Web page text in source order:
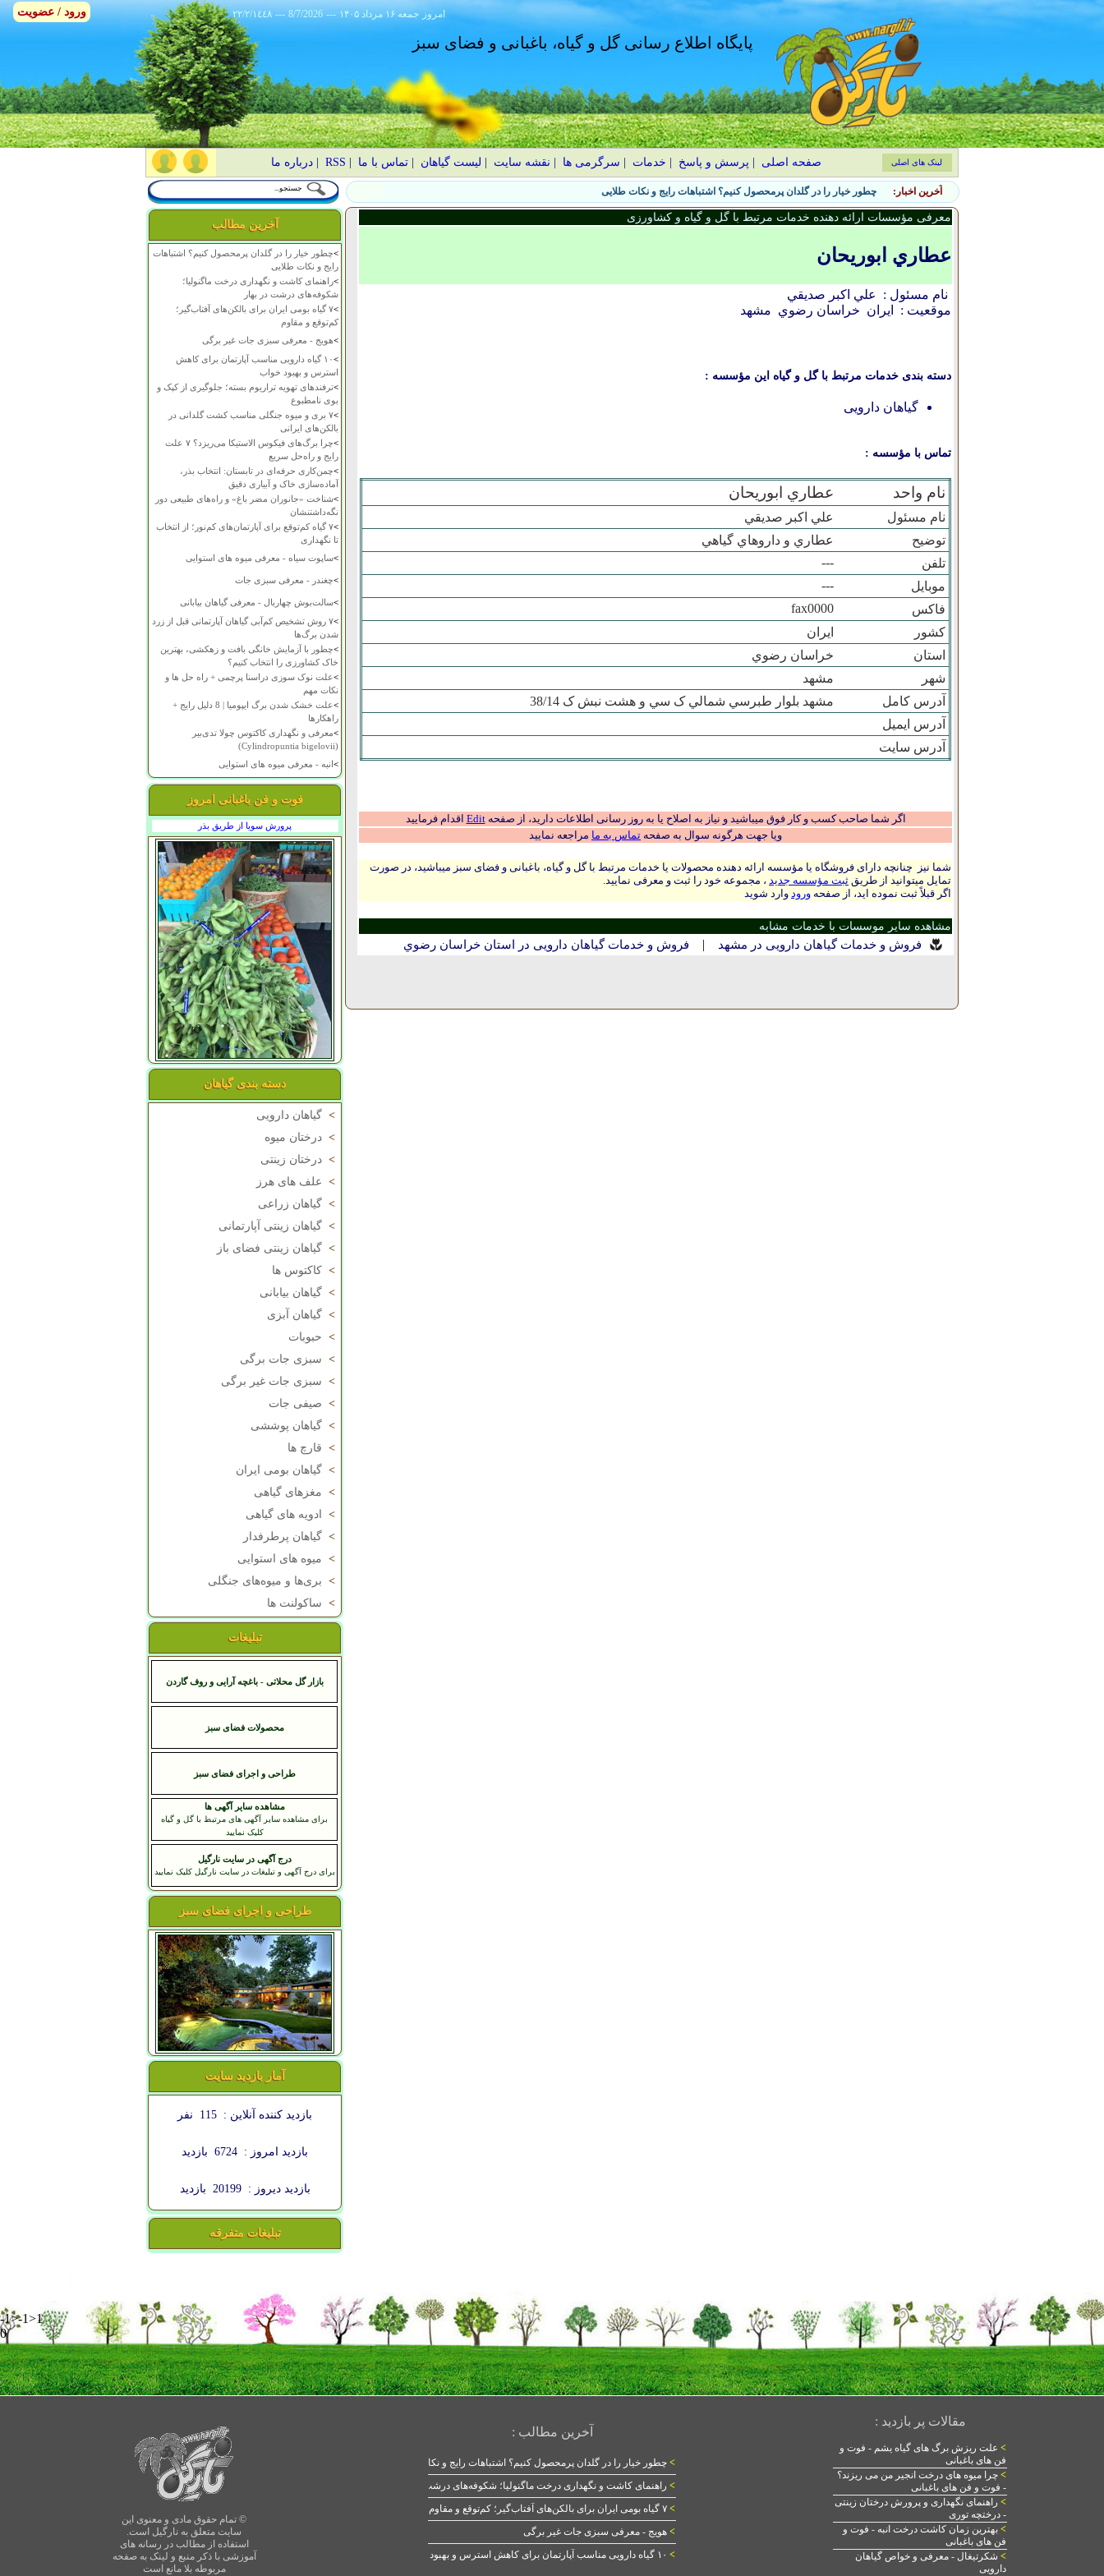
٢٢/٢/١٤٤٨ --- 8/7/2026 --- ۱۴۰۵ جمعه ۱۶ مرداد امروز
پایگاه اطلاع رسانی گل و گیاه، باغبانی و فضای سبز
صفحه اصلی پرسش و پاسخ خدمات سرگرمی ها نقشه سایت لیست گیاهان |تماس با ما RSS
|درباره ما لینک های اصلی
آخرین اخبار: چطور خیار را در گلدان پرمحصول کنیم؟ اشتباهات رایج و نکات طلایی
آخرین مطالب
>چطور خیار را در گلدان پرمحصول کنیم؟ اشتباهات
رایج و نکات طلایی
>راهنمای کاشت و نگهداری درخت ماگنولیا؛
شکوفه‌های درشت در بهار
>
۷ گیاه بومی ایران برای بالکن‌های آفتاب‌گیر؛
کم‌توقع و مقاوم
>هویج - معرفی سبزی جات غیر برگی
>
۱۰ گیاه دارویی مناسب آپارتمان برای کاهش
استرس و بهبود خواب
>ترفندهای تهویه تراریوم بسته؛ جلوگیری از کپک و
بوی نامطبوع
>
۷ بری و میوه جنگلی مناسب کشت گلدانی در
بالکن‌های ایرانی
>
چرا برگ‌های فیکوس الاستیکا می‌ریزد؟ ۷ علت
رایج و راه‌حل سریع
>چمن‌کاری حرفه‌ای در تابستان: انتخاب بذر،
آماده‌سازی خاک و آبیاری دقیق
>شناخت «جانوران مضر باغ» و راه‌های طبیعی دور
نگه‌داشتنشان
>
۷ گیاه کم‌توقع برای آپارتمان‌های کم‌نور؛ از انتخاب
تا نگهداری
>ساپوت سیاه - معرفی میوه های استوایی
>چغندر - معرفی سبزی جات
>سالت‌بوش چهاربال - معرفی گیاهان بیابانی
>
۷ روش تشخیص کم‌آبی گیاهان آپارتمانی قبل از زرد
شدن برگ‌ها
>چطور با آزمایش خانگی بافت و زهکشی، بهترین
خاک کشاورزی را انتخاب کنیم؟
>علت نوک سوزی دراسنا پرچمی + راه حل ها و
نکات مهم
>
علت خشک شدن برگ ایپومیا | 8 دلیل رایج +
راهکارها
>معرفی و نگهداری کاکتوس چولا تدی‌بیر
(Cylindropuntia bigelovii)
>انبه - معرفی میوه های استوایی
فوت و فن باغبانی امروز
پرورش سویا از طریق بذر
دسته بندی گیاهان
> گیاهان دارویی
> درختان میوه
> درختان زینتی
> علف های هرز
> گیاهان زراعی
> گیاهان زینتی آپارتمانی
> گیاهان زینتی فضای باز
> کاکتوس ها
> گیاهان بیابانی
> گیاهان آبزی
> حبوبات
> سبزی جات برگی
> سبزی جات غیر برگی
> صیفی جات
> گیاهان پوششی
> قارچ ها
> گیاهان بومی ایران
> مغزهای گیاهی
>
ادویه های گیاهی
> گیاهان پرطرفدار
> میوه های استوایی
> بری‌ها و میوه‌های جنگلی
> ساکولنت ها
تبلیغات
بازار گل محلاتی - باغچه آرایی و روف گاردن
محصولات فضای سبز
طراحی و اجرای فضای سبز
مشاهده سایر آگهی ها
برای مشاهده سایر آگهی های مرتبط با گل و گیاه
کلیک نمایید
درج آگهی در سایت نارگیل
برای درج آگهی و تبلیغات در سایت نارگیل کلیک نمایید
طراحی و اجرای فضای سبز
آمار بازدید سایت
بازدید کننده آنلاین : 115 نفر
بازدید امروز : 6724 بازدید
بازدید دیروز : 20199 بازدید
تبلیغات متفرقه
معرفی مؤسسات ارائه دهنده خدمات مرتبط با گل و گیاه و کشاورزی
عطاري ابوريحان
نام مسئول :
علي اکبر صديقي
موقعیت :
ایران خراسان رضوي مشهد
دسته بندی خدمات مرتبط با گل و گیاه این مؤسسه :
گیاهان دارویی
تماس با مؤسسه :
نام واحد عطاري ابوريحان
نام مسئول
علي اکبر صديقي
توضیح
عطاري و داروهاي گياهي
تلفن
---
موبایل
---
فاکس
fax0000
کشور
ایران
استان
خراسان رضوي
شهر
مشهد
آدرس کامل
مشهد بلوار طبرسي شمالي ک سي و هشت نبش ک 38/14
آدرس ایمیل
آدرس سایت
اگر شما صاحب کسب و کار فوق میباشید و نیاز به اصلاح یا به روز رسانی اطلاعات دارید، از صفحهEdit اقدام فرمایید
ویا جهت هرگونه سوال به صفحه تماس به ما مراجعه نمایید
شما نیز چنانچه دارای فروشگاه یا مؤسسه ارائه دهنده محصولات یا خدمات مرتبط با گل و گیاه، باغبانی و فضای سبز میباشید، در صورت
تمایل میتوانید از طریق ثبت مؤسسه جدید ، مجموعه خود را ثبت و معرفی نمایید.
اگر قبلاً ثبت نموده اید، از صفحه ورود وارد شوید
مشاهده سایر موسسات با خدمات مشابه
فروش و خدمات گیاهان دارویی در مشهد | فروش و خدمات گیاهان دارویی در استان خراسان رضوي
-1>-1>1
0
© تمام حقوق مادی و معنوی این
سایت متعلق به نارگیل است.
استفاده از مطالب در رسانه های
آموزشی با ذکر منبع و لینک به صفحه
مربوطه بلا مانع است
آخرین مطالب :
> چطور خیار را در گلدان پرمحصول کنیم؟ اشتباهات رایج و نکات طلایی
> راهنمای کاشت و نگهداری درخت ماگنولیا؛ شکوفه‌های درشت در بهار
> ۷ گیاه بومی ایران برای بالکن‌های آفتاب‌گیر؛ کم‌توقع و مقاوم
> هویج - معرفی سبزی جات غیر برگی
> ۱۰ گیاه دارویی مناسب آپارتمان برای کاهش استرس و بهبود خواب
مقالات پر بازدید :
> علت ریزش برگ های گیاه یشم - فوت و
فن های باغبانی
> چرا میوه های درخت انجیر من می ریزند؟
- فوت و فن های باغبانی
> راهنمای نگهداری و پرورش درختان زینتی
- درختچه توری
> بهترین زمان کاشت درخت انبه - فوت و
فن های باغبانی
> شکرتیغال - معرفی و خواص گیاهان
دارویی
ورود / عضویت